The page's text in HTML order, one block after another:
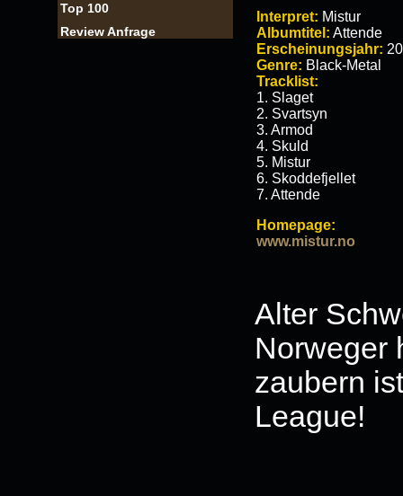
Top 100
Review Anfrage
Interpret: Mistur
Albumtitel: Attende
Erscheinungsjahr:
Genre: Black-Metal
Tracklist:
1. Slaget
2. Svartsyn
3. Armod
4. Skuld
5. Mistur
6. Skoddefjellet
7. Attende
Homepage:
www.mistur.no
Alter
Norweger
zaubern
League!